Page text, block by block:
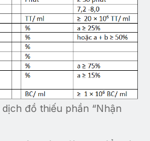
đồ thiếu phần “Nhận